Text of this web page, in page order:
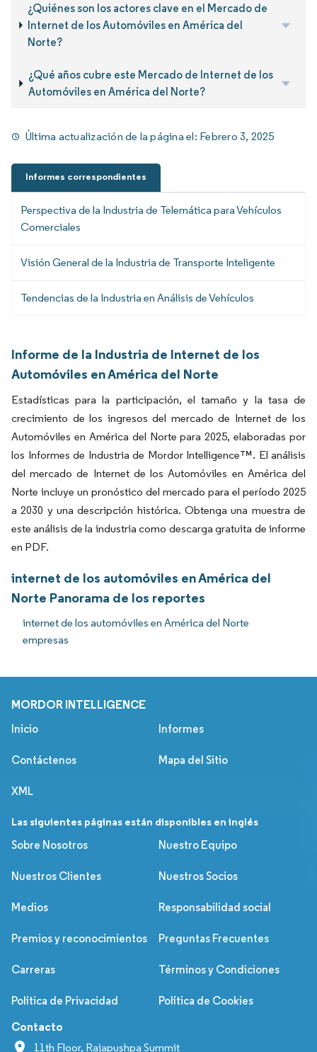
¿Quiénes son los actores clave en el Mercado de
Internet de los Automóviles en América del
Norte?
¿Qué años cubre este Mercado de Internet de los
Automóviles en América del Norte?
Última actualización de la página el: Febrero 3, 2025
Informes correspondientes
Perspectiva de la Industria de Telemática para Vehículos
Comerciales
Visión General de la Industria de Transporte Inteligente
Tendencias de la Industria en Análisis de Vehículos
Informe de la Industria de Internet de los
Automóviles en América del Norte
Estadísticas para la participación, el tamaño y la tasa de
crecimiento de los ingresos del mercado de Internet de los
Automóviles en América del Norte para 2025, elaboradas por
los Informes de Industria de Mordor Intelligence™. El análisis
del mercado de Internet de los Automóviles en América del
Norte incluye un pronóstico del mercado para el período 2025
a 2030 y una descripción histórica. Obtenga una muestra de
este análisis de la industria como descarga gratuita de informe
en PDF.
internet de los automóviles en América del
Norte Panorama de los reportes
internet de los automóviles en América del Norte
empresas
MORDOR INTELLIGENCE
Inicio Informes
Contáctenos Mapa del Sitio
XML
Las siguientes páginas están disponibles en inglés
Sobre Nosotros
Nuestro Equipo
Nuestros Clientes Nuestros Socios
Medios Responsabilidad social
Premios y reconocimientos Preguntas Frecuentes
Carreras Términos y Condiciones
Política de Privacidad Política de Cookies
Contacto
11th Floor, Rajapushpa Summit